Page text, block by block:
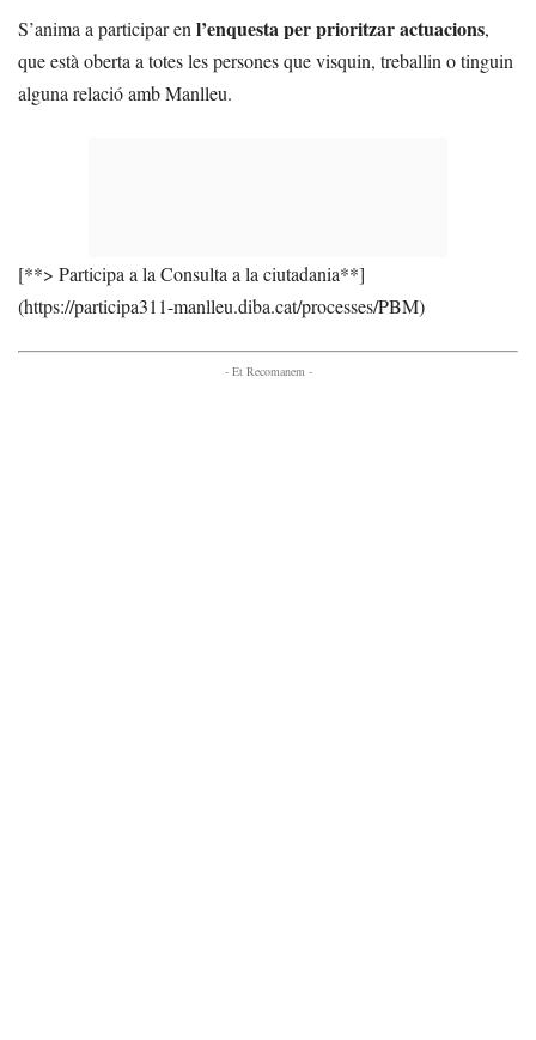
S’anima a participar en l’enquesta per prioritzar actuacions,
que està oberta a totes les persones que visquin, treballin o tinguin
alguna relació amb Manlleu.
[**> Participa a la Consulta a la ciutadania**]
(https://participa311-manlleu.diba.cat/processes/PBM)
- Et Recomanem -